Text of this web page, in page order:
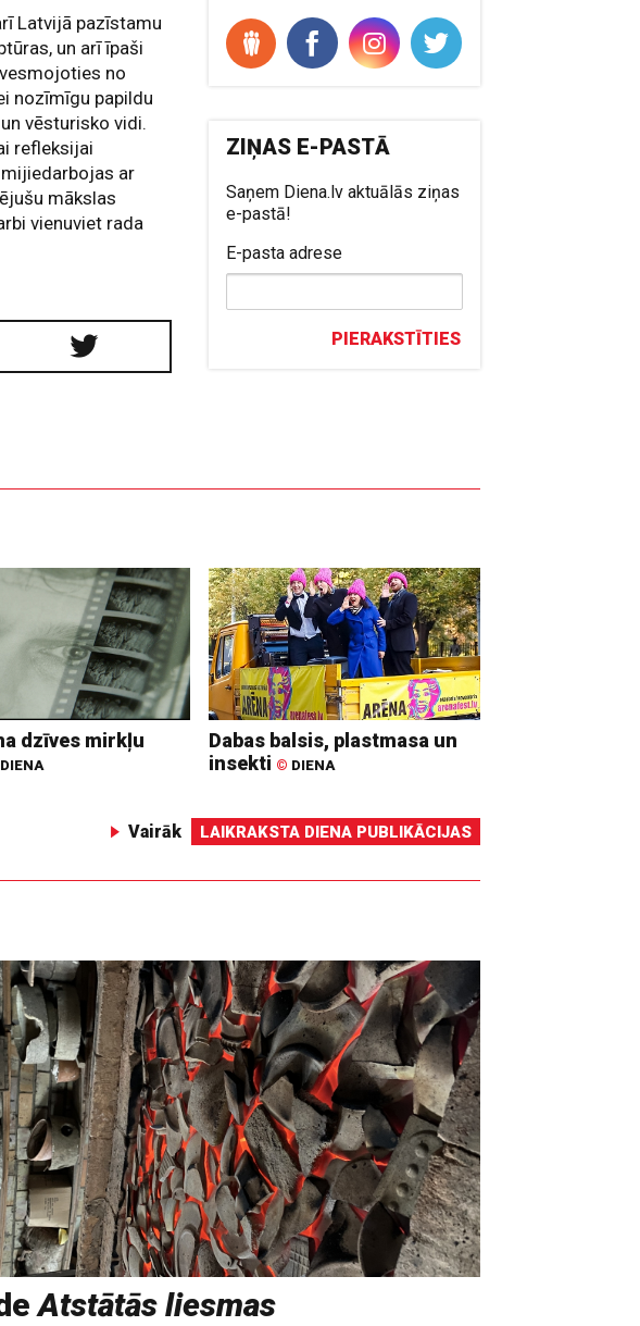
Latvijā pazīstamu
un arī īpaši
no
nozīmīgu papildu
vēsturisko vidi.
refleksijai
ar
mākslas
vienuviet rada
ZIŅAS E-PASTĀ
Saņem Diena.lv aktuālās ziņas
e-pastā!
E-pasta adrese
PIERAKSTĪTIES
dzīves mirkļu
DIENA
Dabas balsis, plastmasa un
insekti © DIENA
Vairāk LAIKRAKSTA DIENA PUBLIKĀCIJAS
Atstātās liesmas